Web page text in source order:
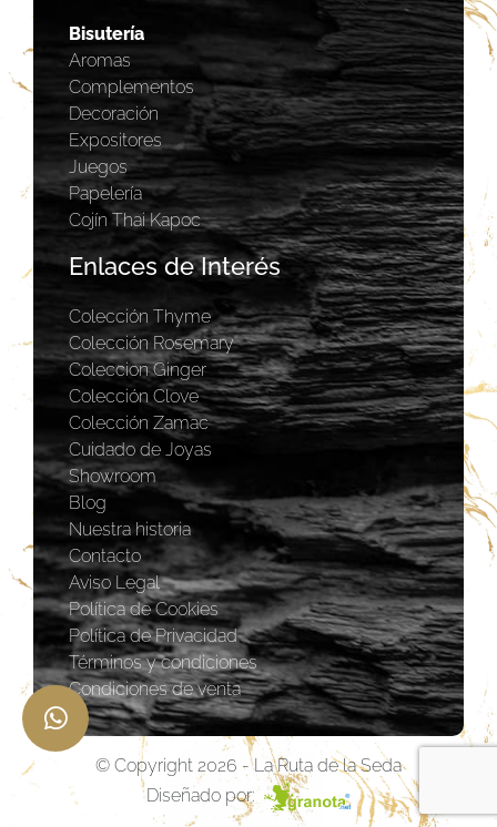
Bisutería
Aromas
Complementos
Decoración
Expositores
Juegos
Papelería
Cojín Thai Kapoc
Enlaces de Interés
Colección Thyme
Colección Rosemary
Coleccion Ginger
Colección Clove
Colección Zamac
Cuidado de Joyas
Showroom
Blog
Nuestra historia
Contacto
Aviso Legal
Política de Cookies
Política de Privacidad
Términos y condiciones
Condiciones de venta
© Copyright 2026 - La Ruta de la Seda
Diseñado por: